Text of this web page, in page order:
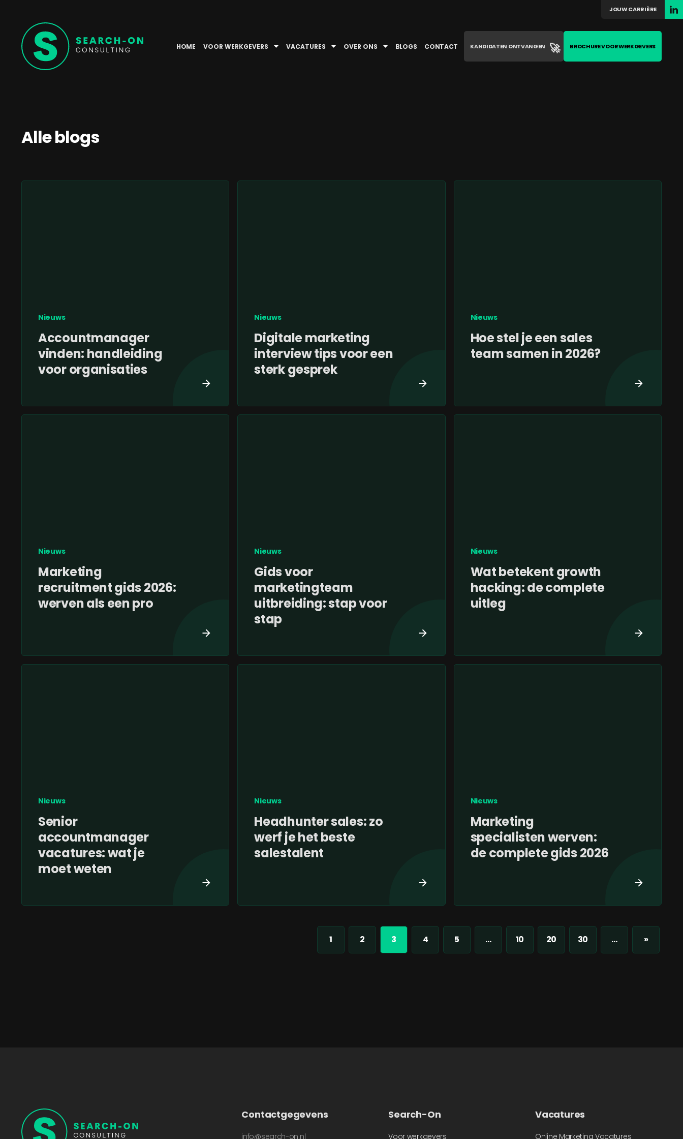
HOME VOOR WERKGEVERS VACATURES OVER ONS BLOGS CONTACT
JOUW CARRIÈRE
KANDIDATEN ONTVANGEN 🚀 BROCHURE VOOR WERKGEVERS
Alle blogs
Nieuws
Accountmanager
vinden: handleiding
voor organisaties
Nieuws
Digitale marketing
interview tips voor een
sterk gesprek
Nieuws
Hoe stel je een sales
team samen in 2026?
Nieuws
Marketing
recruitment gids 2026:
werven als een pro
Nieuws
Gids voor
marketingteam
uitbreiding: stap voor
stap
Nieuws
Wat betekent growth
hacking: de complete
uitleg
Nieuws
Senior
accountmanager
vacatures: wat je
moet weten
Nieuws
Headhunter sales: zo
werf je het beste
salestalent
Nieuws
Marketing
specialisten werven:
de complete gids 2026
1 2 3 4 5 ... 10 20 30 ... »
Contactgegevens
info@search-on.nl
Search-On
Voor werkgevers
Vacatures
Online Marketing Vacatures